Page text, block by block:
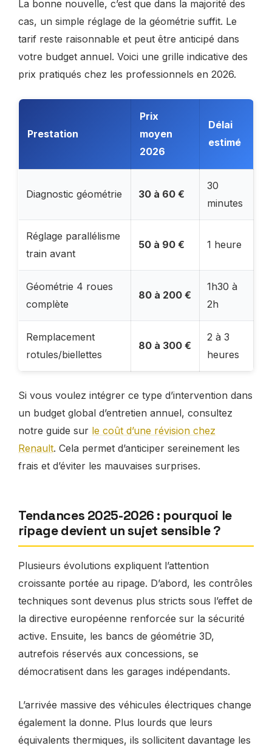
La bonne nouvelle, c’est que dans la majorité des
cas, un simple réglage de la géométrie suffit. Le
tarif reste raisonnable et peut être anticipé dans
votre budget annuel. Voici une grille indicative des
prix pratiqués chez les professionnels en 2026.
Prestation
Prix
moyen
2026
Délai
estimé
Diagnostic géométrie 30 à 60 €
30
minutes
Réglage parallélisme
train avant
50 à 90 € 1 heure
Géométrie 4 roues
complète
80 à 200 €
1h30 à
2h
Remplacement
rotules/biellettes
80 à 300 €
2 à 3
heures
Si vous voulez intégrer ce type d’intervention dans
un budget global d’entretien annuel, consultez
notre guide sur le coût d’une révision chez
Renault. Cela permet d’anticiper sereinement les
frais et d’éviter les mauvaises surprises.
Tendances 2025-2026 : pourquoi le
ripage devient un sujet sensible ?
Plusieurs évolutions expliquent l’attention
croissante portée au ripage. D’abord, les contrôles
techniques sont devenus plus stricts sous l’effet de
la directive européenne renforcée sur la sécurité
active. Ensuite, les bancs de géométrie 3D,
autrefois réservés aux concessions, se
démocratisent dans les garages indépendants.
L’arrivée massive des véhicules électriques change
également la donne. Plus lourds que leurs
équivalents thermiques, ils sollicitent davantage les